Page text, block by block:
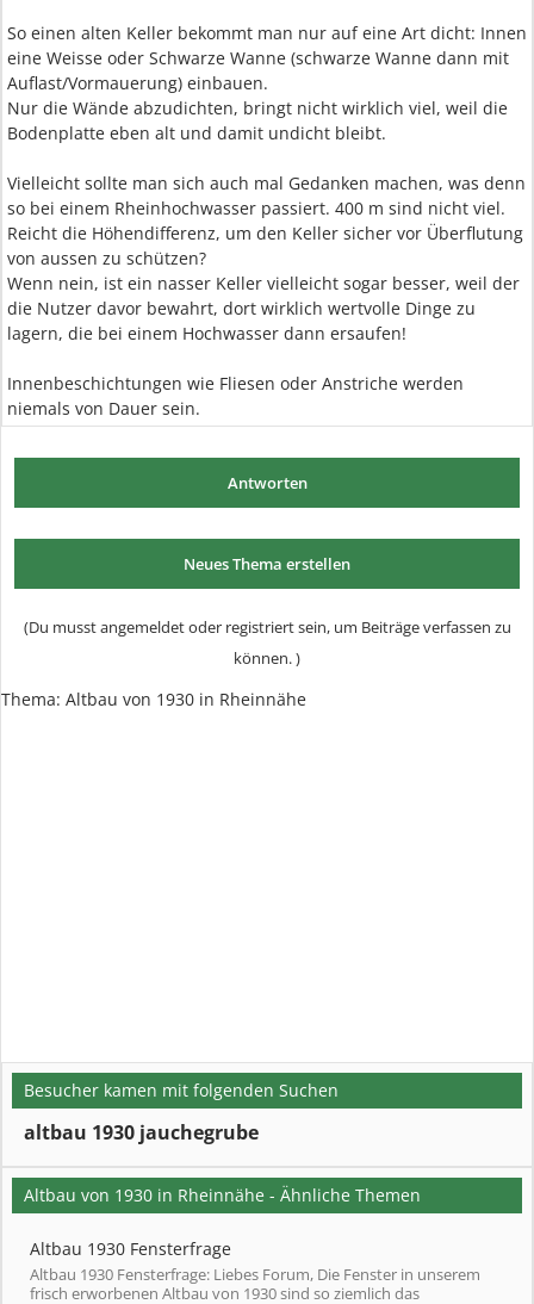
So einen alten Keller bekommt man nur auf eine Art dicht: Innen
eine Weisse oder Schwarze Wanne (schwarze Wanne dann mit
Auflast/Vormauerung) einbauen.
Nur die Wände abzudichten, bringt nicht wirklich viel, weil die
Bodenplatte eben alt und damit undicht bleibt.
Vielleicht sollte man sich auch mal Gedanken machen, was denn
so bei einem Rheinhochwasser passiert. 400 m sind nicht viel.
Reicht die Höhendifferenz, um den Keller sicher vor Überflutung
von aussen zu schützen?
Wenn nein, ist ein nasser Keller vielleicht sogar besser, weil der
die Nutzer davor bewahrt, dort wirklich wertvolle Dinge zu
lagern, die bei einem Hochwasser dann ersaufen!
Innenbeschichtungen wie Fliesen oder Anstriche werden
niemals von Dauer sein.
Antworten
Neues Thema erstellen
(Du musst angemeldet oder registriert sein, um Beiträge verfassen zu
können. )
Thema: Altbau von 1930 in Rheinnähe
Besucher kamen mit folgenden Suchen
altbau 1930 jauchegrube
Altbau von 1930 in Rheinnähe - Ähnliche Themen
Altbau 1930 Fensterfrage
Altbau 1930 Fensterfrage: Liebes Forum, Die Fenster in unserem
frisch erworbenen Altbau von 1930 sind so ziemlich das